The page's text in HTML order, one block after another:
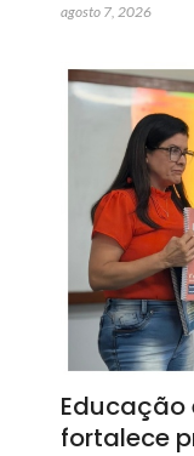
agosto 7, 2026
Educação
fortalece